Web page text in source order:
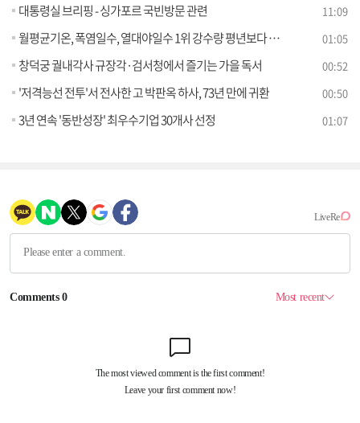
대통령실 브리핑 - 싱가포르 국빈방문 관련 11:09
월평균기온, 폭염일수, 열대야일수 1위 강수량 평년보다 54.6% 더 많아 01:05
창덕궁 궐내각사 규장각·검서청에서 즐기는 가을 독서 00:52
'저격능선 전투'서 전사한 고 박판옥 하사, 73년 만에 귀환 00:50
3년 연속 '동반성장' 최우수기업 30개사 선정 01:07